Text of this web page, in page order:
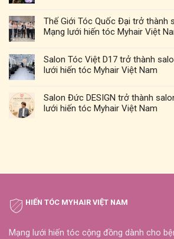
Thế Giới Tóc Quốc Đại trở thành
Mạng lưới hiến tóc Myhair Việt
Salon Tóc Việt D17 trở thành
lưới hiến tóc Myhair Việt Nam
Salon Đức DESIGN trở thành
lưới hiến tóc Myhair Việt Nam
HIẾN TÓC MYHAIR VIỆT NAM
Mạng lưới hiến tóc cộng đồng dành cho